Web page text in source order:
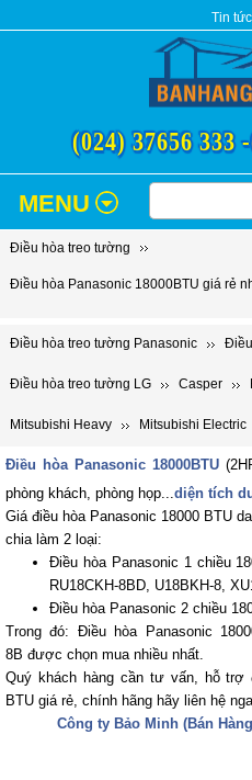
Tin tức
(024) 37656 333 -
MENU
Điều hòa treo tường
Điều hòa Panasonic 18000BTU giá rẻ
Điều hòa treo tường Panasonic
Điều hòa treo tường LG Casper
Mitsubishi Heavy Mitsubishi Electric
Điều hòa Panasonic 18000BTU
phòng khách, phòng họp...diện tích
Giá điều hòa Panasonic 18000 BTU
chia làm 2 loại:
Điều hòa Panasonic 1 chiều
RU18CKH-8BD, U18BKH-8,
Điều hòa Panasonic 2 chiều
Trong đó: Điều hòa Panasonic
8B được chọn mua nhiều nhất.
Quý khách hàng cần tư vấn, hỗ trợ
BTU giá rẻ, chính hãng hãy liên hệ
Công ty Bảo Minh (Bán